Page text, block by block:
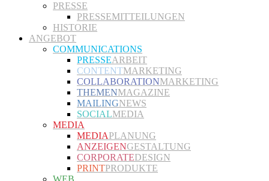
PRESSE
PRESSEMITTEILUNGEN
HISTORIE
ANGEBOT
COMMUNICATIONS
PRESSEARBEIT
CONTENTMARKETING
COLLABORATIONMARKETING
THEMENMAGAZINE
MAILINGNEWS
SOCIALMEDIA
MEDIA
MEDIAPLANUNG
ANZEIGENGESTALTUNG
CORPORATEDESIGN
PRINTPRODUKTE
WEB